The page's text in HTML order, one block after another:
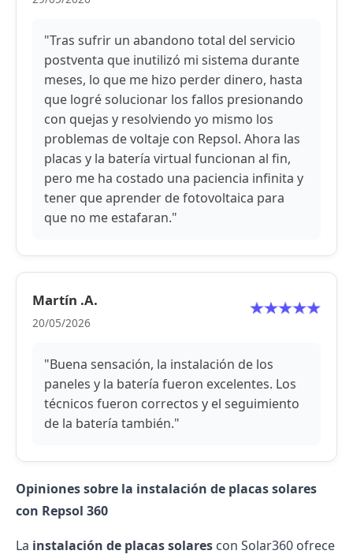
"Tras sufrir un abandono total del servicio
postventa que inutilizó mi sistema durante
meses, lo que me hizo perder dinero, hasta
que logré solucionar los fallos presionando
con quejas y resolviendo yo mismo los
problemas de voltaje con Repsol. Ahora las
placas y la batería virtual funcionan al fin,
pero me ha costado una paciencia infinita y
tener que aprender de fotovoltaica para
que no me estafaran."
Martín .A.
20/05/2026
"Buena sensación, la instalación de los
paneles y la batería fueron excelentes. Los
técnicos fueron correctos y el seguimiento
de la batería también."
Opiniones sobre la instalación de placas solares
con Repsol 360
La instalación de placas solares con Solar360 ofrece